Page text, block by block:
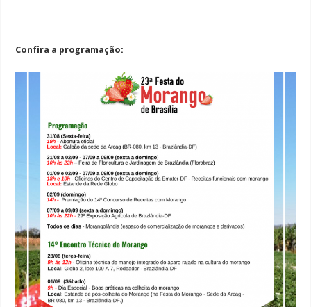
Confira a programação: